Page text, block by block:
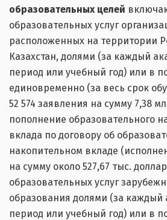
образовательных целей
образовательных услуг
расположенных на территории
Казахстан, долями (за каждый
период или учебный год) или в
единовременно (за весь срок
52 574 заявления на сумму 7,38
пополнение образовательного
вклада по договору об
накопительном вкладе
на сумму около 527,67 тыс.
образовательных услуг
образования долями (за каждый
период или учебный год) или в